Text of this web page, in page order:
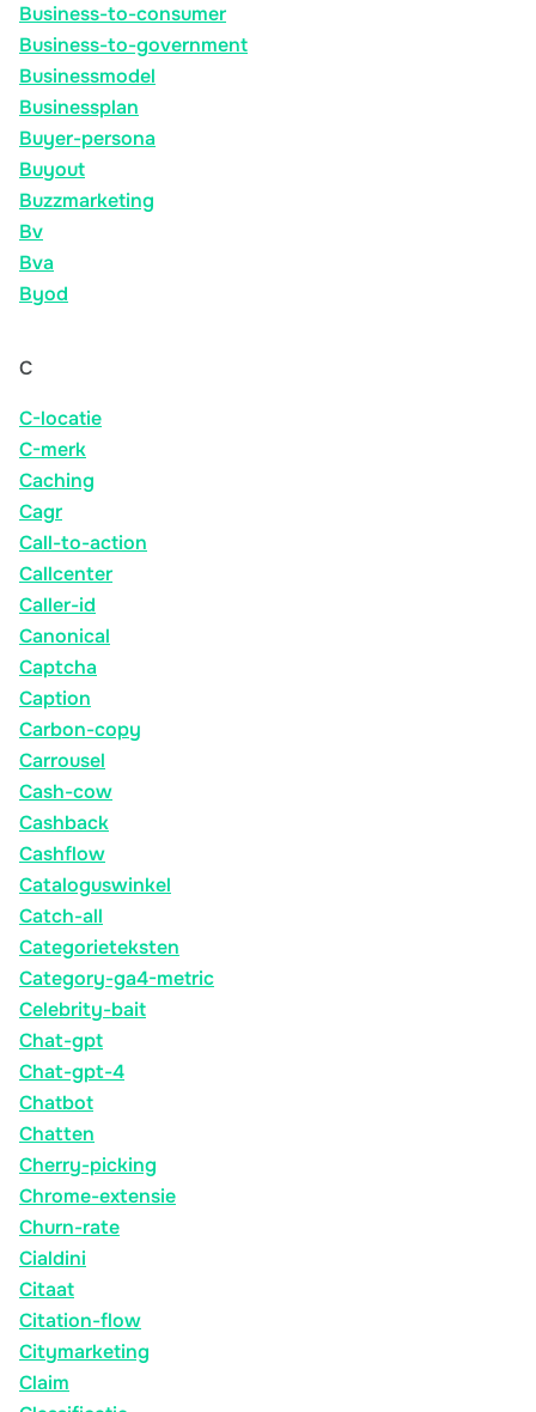
Business-to-consumer
Business-to-government
Businessmodel
Businessplan
Buyer-persona
Buyout
Buzzmarketing
Bv
Bva
Byod
C
C-locatie
C-merk
Caching
Cagr
Call-to-action
Callcenter
Caller-id
Canonical
Captcha
Caption
Carbon-copy
Carrousel
Cash-cow
Cashback
Cashflow
Cataloguswinkel
Catch-all
Categorieteksten
Category-ga4-metric
Celebrity-bait
Chat-gpt
Chat-gpt-4
Chatbot
Chatten
Cherry-picking
Chrome-extensie
Churn-rate
Cialdini
Citaat
Citation-flow
Citymarketing
Claim